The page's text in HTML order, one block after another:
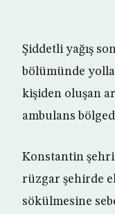
Şiddetli yağış
bölümünde
kişiden oluşan
ambulans
Konstantin
rüzgar şehirde
sökülmesine